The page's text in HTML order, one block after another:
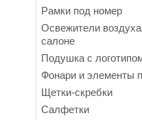
Рамки под номер
Освежители
салоне
Подушка с
Фонари и элементы
Щетки-скребки
Салфетки